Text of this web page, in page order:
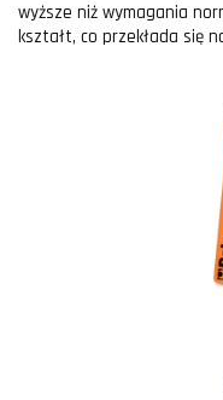
wyższe niż wymagania
kształt, co przekłada się